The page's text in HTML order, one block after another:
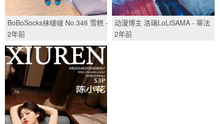
BoBoSocks袜啵啵 No.346 雪糕 -
高跟鞋、油亮肉丝、油亮黑
丝/(147P)
2年前
动漫博主 洛璃LoLiSAMA - 蒂法
护士/(65P)
2年前